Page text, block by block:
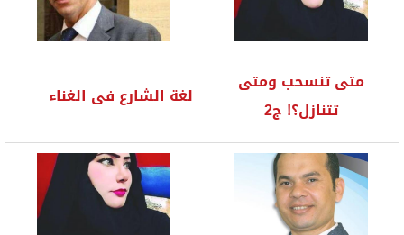
متى تنسحب ومتى
تتنازل؟! ج2
لغة الشارع فى الغناء